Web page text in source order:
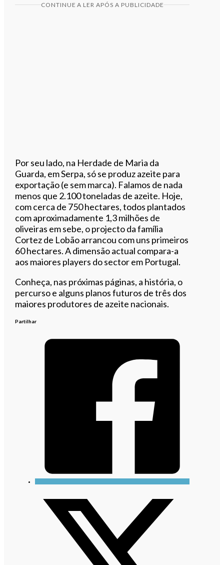
CONTINUE A LER APÓS A PUBLICIDADE
Por seu lado, na Herdade de Maria da
Guarda, em Serpa, só se produz azeite para
exportação (e sem marca). Falamos de nada
menos que 2.100 toneladas de azeite. Hoje,
com cerca de 750 hectares, todos plantados
com aproximadamente 1,3 milhões de
oliveiras em sebe, o projecto da família
Cortez de Lobão arrancou com uns primeiros
60 hectares. A dimensão actual compara-a
aos maiores players do sector em Portugal.
Conheça, nas próximas páginas, a história, o
percurso e alguns planos futuros de três dos
maiores produtores de azeite nacionais.
Partilhar